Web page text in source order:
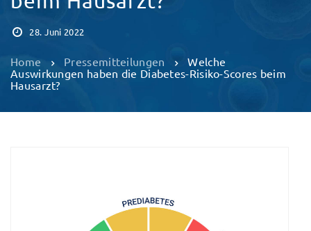
28. Juni 2022
Home Pressemitteilungen
Welche
Auswirkungen haben die Diabetes-Risiko-Scores beim
Hausarzt?